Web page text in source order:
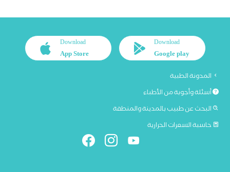
Download
Google play
Download
App Store
المدونة الطبية
أسئلة وأجوبة من الأطباء
البحث عن طبيب بالمدينة والمنطقة
حاسبة السعرات الحرارية